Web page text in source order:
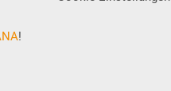
einer
!